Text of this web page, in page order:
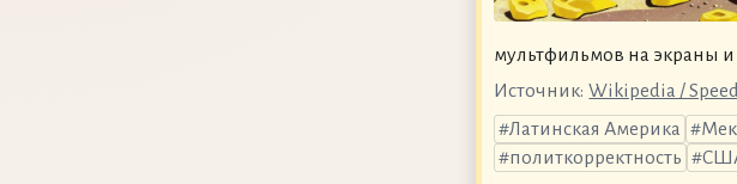
мультфильмов на экраны и
Источник: Wikipedia /
Латинская Америка
политкорректность